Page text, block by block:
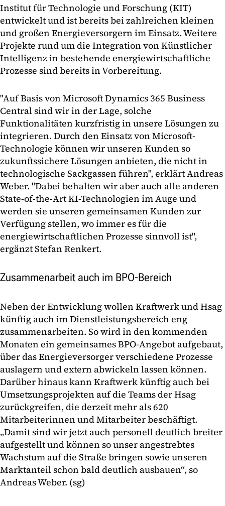
Institut für Technologie und Forschung (KIT)
entwickelt und ist bereits bei zahlreichen kleinen
und großen Energieversorgern im Einsatz. Weitere
Projekte rund um die Integration von Künstlicher
Intelligenz in bestehende energiewirtschaftliche
Prozesse sind bereits in Vorbereitung.
"Auf Basis von Microsoft Dynamics 365 Business
Central sind wir in der Lage, solche
Funktionalitäten kurzfristig in unsere Lösungen zu
integrieren. Durch den Einsatz von Microsoft-
Technologie können wir unseren Kunden so
zukunftssichere Lösungen anbieten, die nicht in
technologische Sackgassen führen", erklärt Andreas
Weber. "Dabei behalten wir aber auch alle anderen
State-of-the-Art KI-Technologien im Auge und
werden sie unseren gemeinsamen Kunden zur
Verfügung stellen, wo immer es für die
energiewirtschaftlichen Prozesse sinnvoll ist",
ergänzt Stefan Renkert.
Zusammenarbeit auch im BPO-Bereich
Neben der Entwicklung wollen Kraftwerk und Hsag
künftig auch im Dienstleistungsbereich eng
zusammenarbeiten. So wird in den kommenden
Monaten ein gemeinsames BPO-Angebot aufgebaut,
über das Energieversorger verschiedene Prozesse
auslagern und extern abwickeln lassen können.
Darüber hinaus kann Kraftwerk künftig auch bei
Umsetzungsprojekten auf die Teams der Hsag
zurückgreifen, die derzeit mehr als 620
Mitarbeiterinnen und Mitarbeiter beschäftigt.
„Damit sind wir jetzt auch personell deutlich breiter
aufgestellt und können so unser angestrebtes
Wachstum auf die Straße bringen sowie unseren
Marktanteil schon bald deutlich ausbauen“, so
Andreas Weber. (sg)